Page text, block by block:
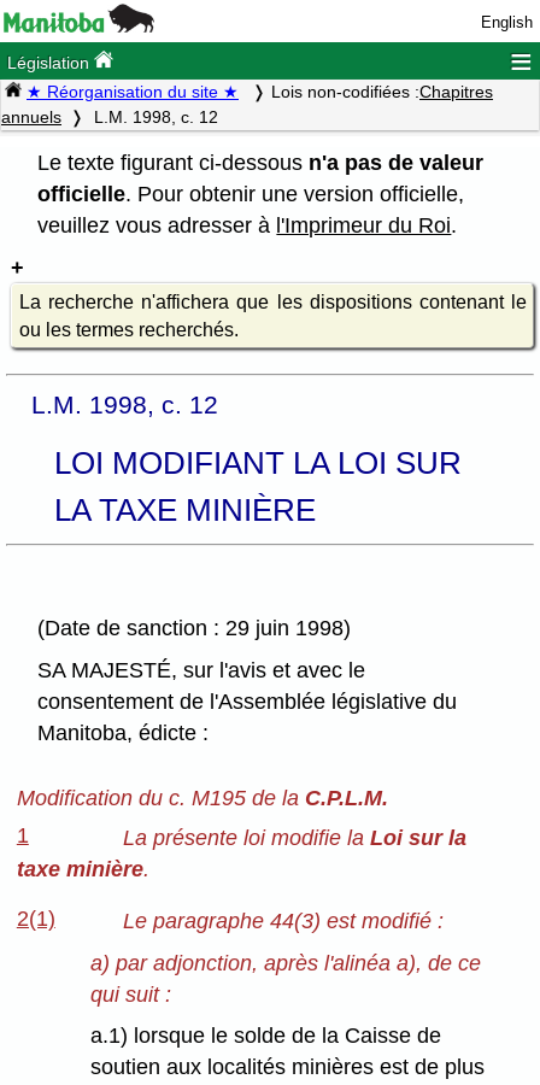
English
Législation ≡
★ Réorganisation du site ★ Lois non-codifiées :Chapitres
annuels
L.M. 1998, c. 12
Le texte figurant ci-dessous n'a pas de valeur
officielle. Pour obtenir une version officielle,
veuillez vous adresser à l'Imprimeur du Roi.
La recherche n'affichera que les dispositions contenant le
ou les termes recherchés.
L.M. 1998, c. 12
LOI MODIFIANT LA LOI SUR
LA TAXE MINIÈRE
(Date de sanction : 29 juin 1998)
SA MAJESTÉ, sur l'avis et avec le
consentement de l'Assemblée législative du
Manitoba, édicte :
Modification du c. M195 de la C.P.L.M.
1
La présente loi modifie la Loi sur la
taxe minière.
2(1)
Le paragraphe 44(3) est modifié :
a) par adjonction, après l'alinéa a), de ce
qui suit :
a.1) lorsque le solde de la Caisse de
soutien aux localités minières est de plus